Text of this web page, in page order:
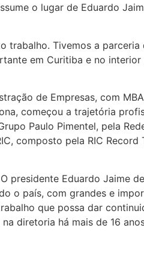
o lugar de Eduardo
trabalho. Tivemos a
em Curitiba e no
de Empresas, com
começou a trajetória
Paulo Pimentel, pela
composto pela RIC Record
presidente Eduardo Jaime
o país, com grandes e
que possa dar
diretoria há mais de 16